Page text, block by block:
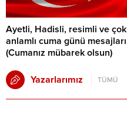
Ayetli, Hadisli, resimli ve çok
anlamlı cuma günü mesajları
(Cumanız mübarek olsun)
Yazarlarımız TÜMÜ